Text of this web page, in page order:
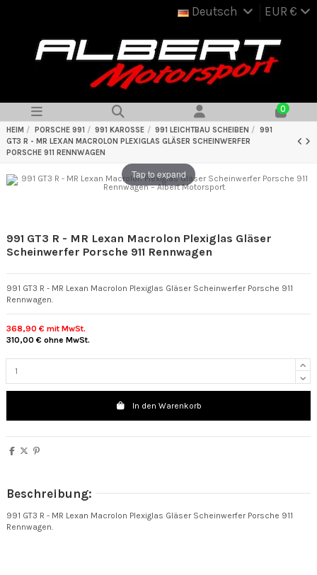
Deutsch EUR €
0
HEIM PORSCHE 991 991 KAROSSE 991 LEICHTBAU SCHEIBEN
991
GT3 R - MR LEXAN MACROLON PLEXIGLAS GLÄSER SCHEINWERFER
PORSCHE 911 RENNWAGEN
Tap to expand
991 GT3 R - MR Lexan Macrolon Plexiglas Gläser
Scheinwerfer Porsche 911 Rennwagen
991 GT3 R - MR Lexan Macrolon Plexiglas Gläser Scheinwerfer Porsche 911
Rennwagen.
368,90 € mit MwSt.
310,00 € ohne MwSt.
In den Warenkorb
Beschreibung:
991 GT3 R - MR Lexan Macrolon Plexiglas Gläser Scheinwerfer Porsche 911
Rennwagen.